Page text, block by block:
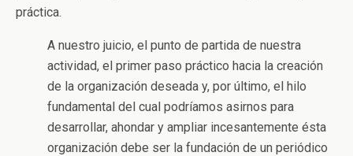
práctica.
A nuestro juicio, el punto de partida de nuestra
actividad, el primer paso práctico hacia la creación
de la organización deseada y, por último, el hilo
fundamental del cual podríamos asirnos para
desarrollar, ahondar y ampliar incesantemente ésta
organización debe ser la fundación de un periódico